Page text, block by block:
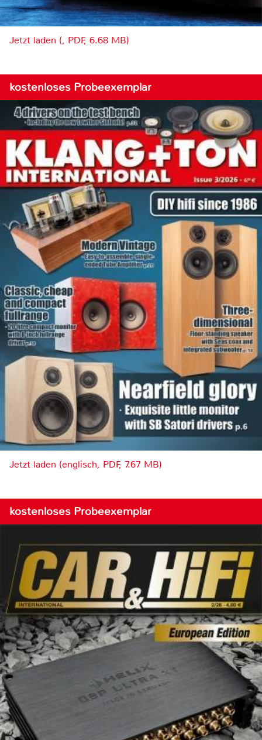
Jetzt laden (, PDF, 6.68 MB)
kostenloses Probeexemplar
Jetzt laden (englisch, PDF, 7.67 MB)
kostenloses Probeexemplar